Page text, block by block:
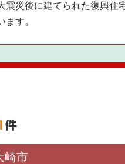
震災後に建てられた復興
ます。
件
崎市